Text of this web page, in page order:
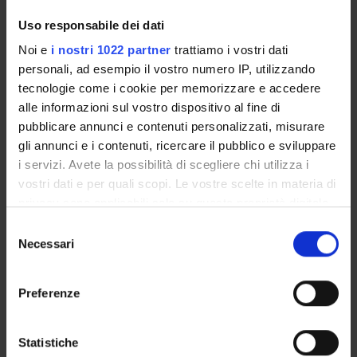
Uso responsabile dei dati
Noi e i nostri 1022 partner trattiamo i vostri dati
personali, ad esempio il vostro numero IP, utilizzando
tecnologie come i cookie per memorizzare e accedere
alle informazioni sul vostro dispositivo al fine di
pubblicare annunci e contenuti personalizzati, misurare
gli annunci e i contenuti, ricercare il pubblico e sviluppare
i servizi. Avete la possibilità di scegliere chi utilizza i
vostri dati e per quali scopi. Le vostre scelte in materia di
modificare o revocare il proprio consenso in qualsiasi
momento dalla Dichiarazione sui cookie o facendo clic
raccogliere informazioni sulla tua posizione
Necessari
Preferenze
Statistiche
trattamento in psichiatria
,MED/48
Fondamenti psicologici e
psicoterapeutici della
riabilitazione
B
PSI/03
MED/09
,MED/48
epidemiologia, informatica e
,MED/01